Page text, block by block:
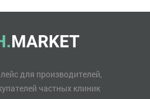
для производителей,
частных клиник